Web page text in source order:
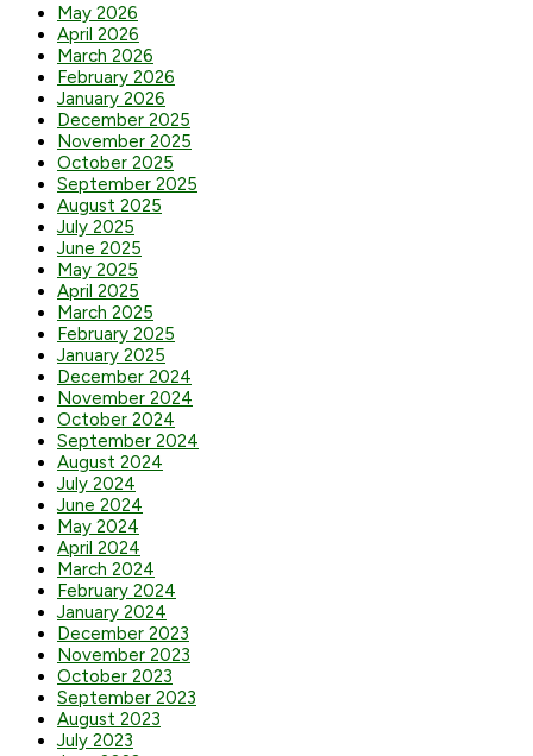
May 2026
April 2026
March 2026
February 2026
January 2026
December 2025
November 2025
October 2025
September 2025
August 2025
July 2025
June 2025
May 2025
April 2025
March 2025
February 2025
January 2025
December 2024
November 2024
October 2024
September 2024
August 2024
July 2024
June 2024
May 2024
April 2024
March 2024
February 2024
January 2024
December 2023
November 2023
October 2023
September 2023
August 2023
July 2023